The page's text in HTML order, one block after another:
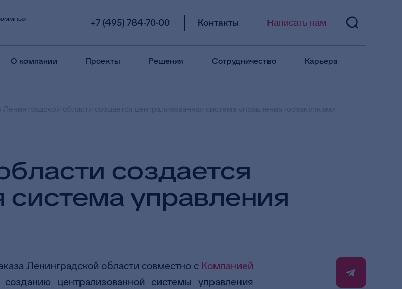
+7 (495) 784-70-00 Контакты Написать нам
О компании Проекты Решения Сотрудничество Карьера
создается
система управления
Ленинградской области совместно с Компанией
централизованной системы управления